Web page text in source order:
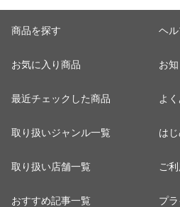
商品を探す
お気に入り商品
最近チェックした商品
取り扱いジャンル一覧
取り扱い店舗一覧
おすすめ記事一覧
ヘ
お
よ
は
ご
プ